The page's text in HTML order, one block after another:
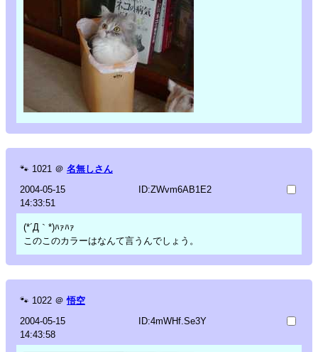
🐾 1021 ＠ 名無しさん
2004-05-15
14:33:51
ID:ZWvm6AB1E2
(*´Д｀*)ﾊｧﾊｧ
このこのカラーはなんて言うんでしょう。
🐾 1022 ＠ 悟空
2004-05-15
14:43:58
ID:4mWHf.Se3Y